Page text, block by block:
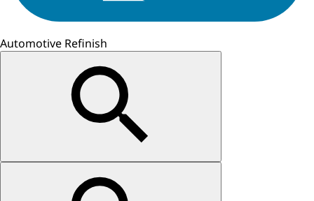
Automotive Refinish